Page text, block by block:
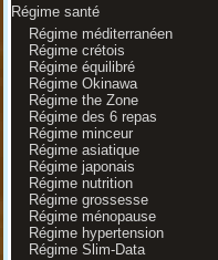
Régime santé
Régime méditerranéen
Régime crétois
Régime équilibré
Régime Okinawa
Régime the Zone
Régime des 6 repas
Régime minceur
Régime asiatique
Régime japonais
Régime nutrition
Régime grossesse
Régime ménopause
Régime hypertension
Régime Slim-Data